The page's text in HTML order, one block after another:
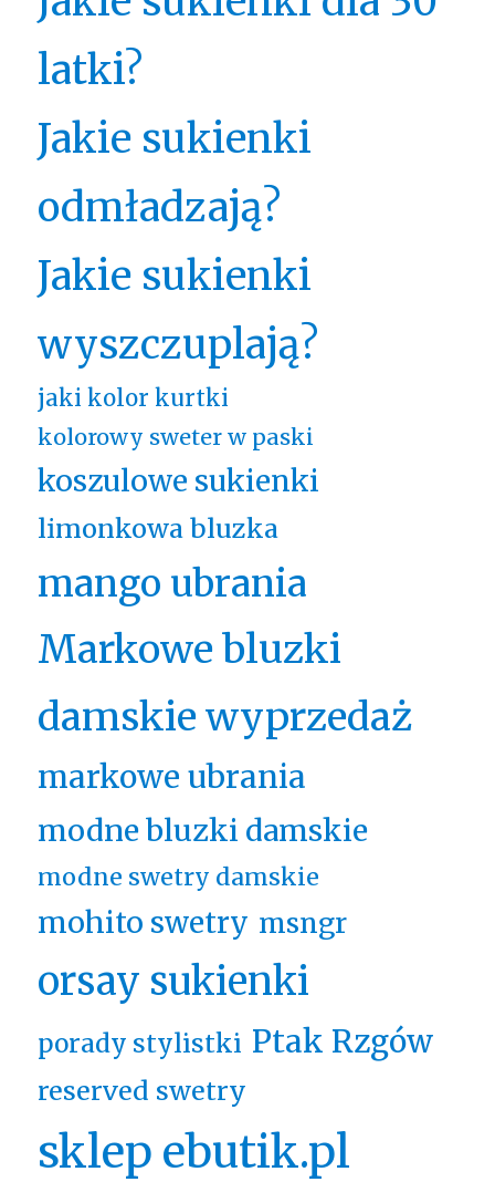
latki?
Jakie sukienki
odmładzają?
Jakie sukienki
wyszczuplają?
jaki kolor kurtki
kolorowy sweter w paski
koszulowe sukienki
limonkowa bluzka
mango ubrania
Markowe bluzki
damskie wyprzedaż
markowe ubrania
modne bluzki damskie
modne swetry damskie
mohito swetry msngr
orsay sukienki
porady stylistki Ptak Rzgów
reserved swetry
sklep ebutik.pl